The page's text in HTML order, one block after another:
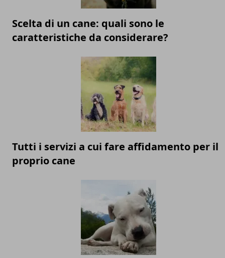
Scelta di un cane: quali sono le
caratteristiche da considerare?
Tutti i servizi a cui fare affidamento per il
proprio cane